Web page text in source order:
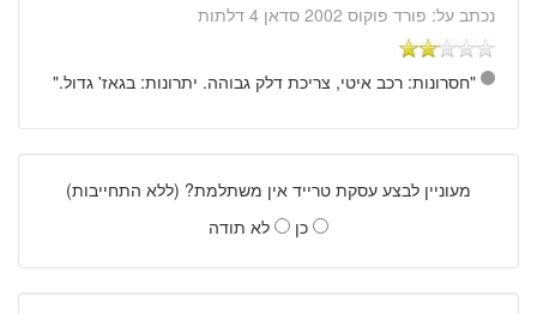
נכתב על: פורד פוקוס 2002 סדאן 4 דלתות
"חסרונות: רכב איטי, צריכת דלק גבוהה. יתרונות: בגאז' גדול."
מעוניין לבצע עסקת טרייד אין משתלמת? (ללא התחייבות)
כן
לא תודה